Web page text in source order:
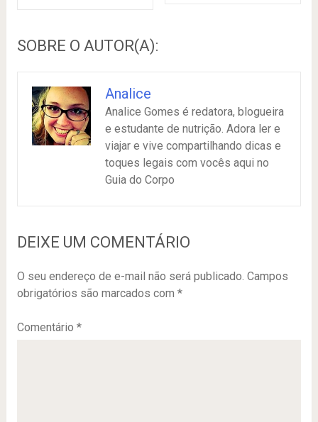
SOBRE O AUTOR(A):
Analice
Analice Gomes é redatora, blogueira
e estudante de nutrição. Adora ler e
viajar e vive compartilhando dicas e
toques legais com vocês aqui no
Guia do Corpo
DEIXE UM COMENTÁRIO
O seu endereço de e-mail não será publicado. Campos
obrigatórios são marcados com *
Comentário *